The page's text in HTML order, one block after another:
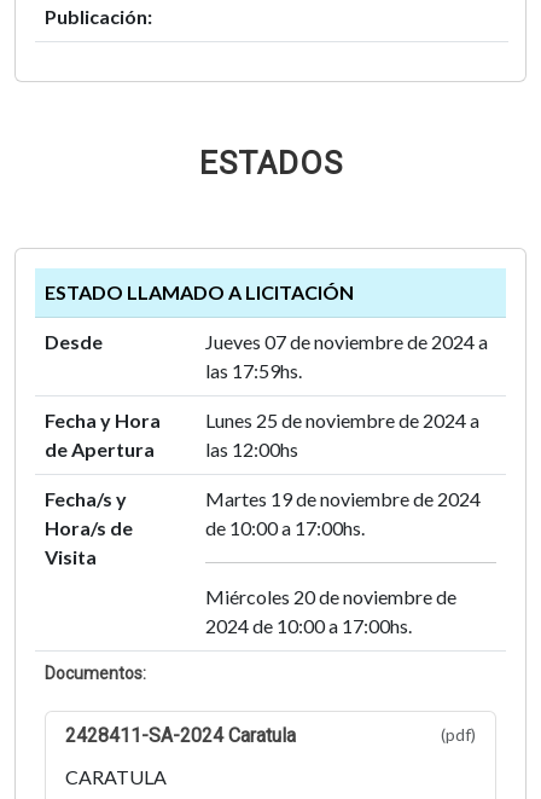
Publicación:
ESTADOS
ESTADO LLAMADO A LICITACIÓN
Desde
Jueves 07 de noviembre de 2024 a
las 17:59hs.
Fecha y Hora
de Apertura
Lunes 25 de noviembre de 2024 a
las 12:00hs
Fecha/s y
Hora/s de
Visita
Martes 19 de noviembre de 2024
de 10:00 a 17:00hs.
Miércoles 20 de noviembre de
2024 de 10:00 a 17:00hs.
Documentos:
2428411-SA-2024 Caratula (pdf)
CARATULA